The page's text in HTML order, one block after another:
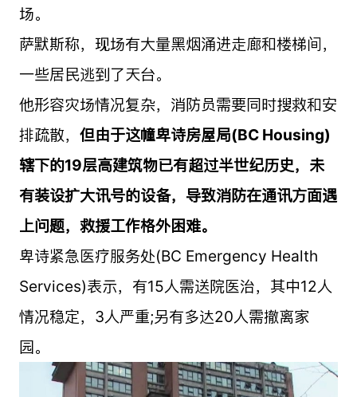
场。
萨默斯称，现场有大量黑烟涌进走廊和楼梯间，
一些居民逃到了天台。
他形容灾场情况复杂，消防员需要同时搜救和安
排疏散， 但由于这幢卑诗房屋局(BC Housing)
辖下的19层高建筑物已有超过半世纪历史，未
有装设扩大讯号的设备，导致消防在通讯方面遇
上问题，救援工作格外困难。
卑诗紧急医疗服务处(BC Emergency Health
Services)表示，有15人需送院医治，其中12人
情况稳定，3人严重;另有多达20人需撤离家
园。